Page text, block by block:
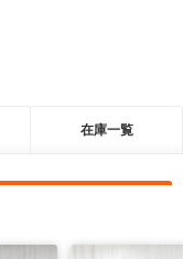
在庫一覧